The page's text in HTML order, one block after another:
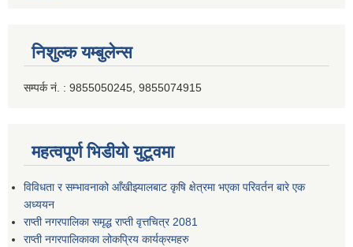
निशुल्क यम्बुलेन्स
सम्पर्क नं. : 9855050245, 9855074915
महत्वपूर्ण भिडीयो युटूवमा
विविधता र सम्भावनाको आँखीझ्यालबाट कृषि क्षेत्रमा भएका परिवर्तन बारे एक
अध्ययन
राप्ती नगरपालिका समृद्ध राप्ती वृत्तचित्र 2081
राप्ती नगरपालिकाका लोकप्रिय कार्यक्रमहरु